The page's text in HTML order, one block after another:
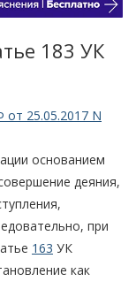
183 УК
от 25.05.2017 N
основанием
деяния,
при
163 УК
как